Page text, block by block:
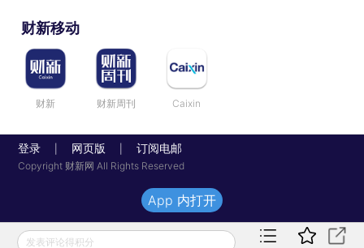
财新移动
财新 财新周刊 Caixin
登录 网页版 订阅电邮
Copyright 财新网 All Rights Reserved
发表评论得积分
App 内打开